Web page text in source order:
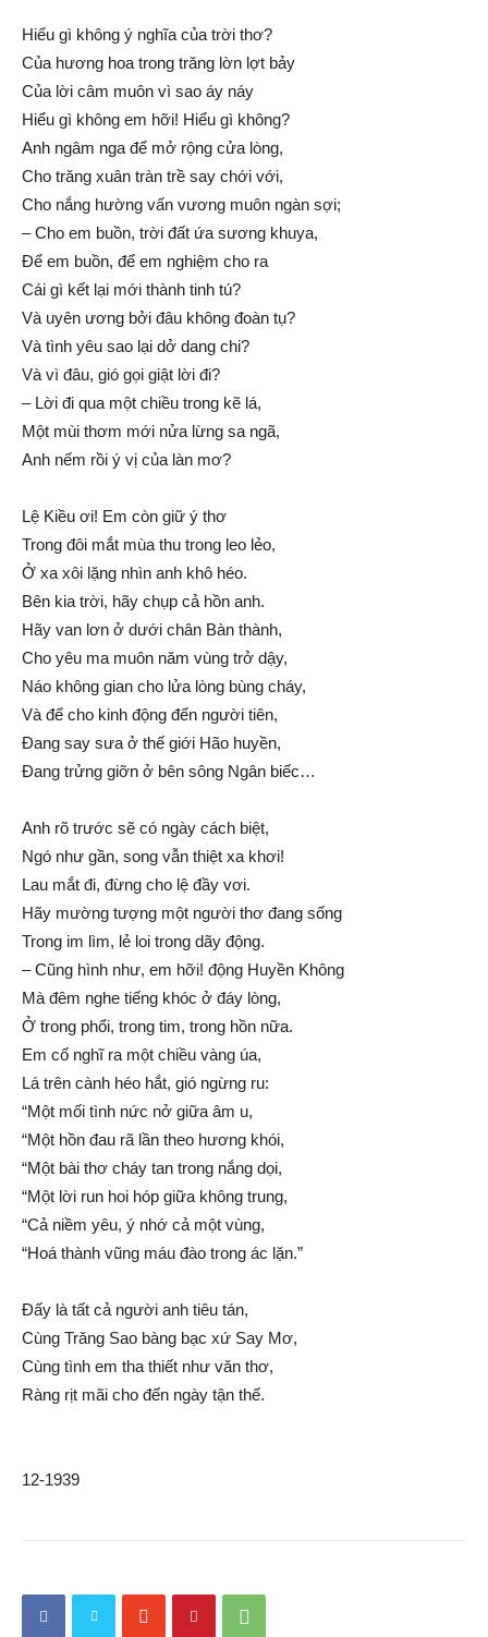
Hiểu gì không ý nghĩa của trời thơ?
Của hương hoa trong trăng lờn lợt bảy
Của lời câm muôn vì sao áy náy
Hiểu gì không em hỡi! Hiểu gì không?
Anh ngâm nga để mở rộng cửa lòng,
Cho trăng xuân tràn trề say chới với,
Cho nắng hường vấn vương muôn ngàn sợi;
– Cho em buồn, trời đất ứa sương khuya,
Để em buồn, để em nghiệm cho ra
Cái gì kết lại mới thành tinh tú?
Và uyên ương bởi đâu không đoàn tụ?
Và tình yêu sao lại dở dang chi?
Và vì đâu, gió gọi giật lời đi?
– Lời đi qua một chiều trong kẽ lá,
Một mùi thơm mới nửa lừng sa ngã,
Anh nếm rồi ý vị của làn mơ?
Lệ Kiều ơi! Em còn giữ ý thơ
Trong đôi mắt mùa thu trong leo lẻo,
Ở xa xôi lặng nhìn anh khô héo.
Bên kia trời, hãy chụp cả hồn anh.
Hãy van lơn ở dưới chân Bàn thành,
Cho yêu ma muôn năm vùng trở dậy,
Náo không gian cho lửa lòng bùng cháy,
Và để cho kinh động đến người tiên,
Đang say sưa ở thế giới Hão huyền,
Đang trửng giỡn ở bên sông Ngân biếc…
Anh rõ trước sẽ có ngày cách biệt,
Ngó như gần, song vẫn thiệt xa khơi!
Lau mắt đi, đừng cho lệ đầy vơi.
Hãy mường tượng một người thơ đang sống
Trong im lìm, lẻ loi trong dãy động.
– Cũng hình như, em hỡi! động Huyền Không
Mà đêm nghe tiếng khóc ở đáy lòng,
Ở trong phổi, trong tim, trong hồn nữa.
Em cố nghĩ ra một chiều vàng úa,
Lá trên cành héo hắt, gió ngừng ru:
“Một mối tình nức nở giữa âm u,
“Một hồn đau rã lần theo hương khói,
“Một bài thơ cháy tan trong nắng dọi,
“Một lời run hoi hóp giữa không trung,
“Cả niềm yêu, ý nhớ cả một vùng,
“Hoá thành vũng máu đào trong ác lặn.”
Đấy là tất cả người anh tiêu tán,
Cùng Trăng Sao bàng bạc xứ Say Mơ,
Cùng tình em tha thiết như văn thơ,
Ràng rịt mãi cho đến ngày tận thế.
12-1939